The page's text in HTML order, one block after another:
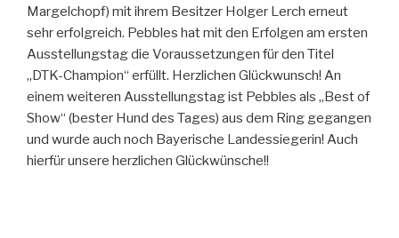
Margelchopf) mit ihrem Besitzer Holger Lerch erneut
sehr erfolgreich. Pebbles hat mit den Erfolgen am ersten
Ausstellungstag die Voraussetzungen für den Titel
„DTK-Champion“ erfüllt. Herzlichen Glückwunsch! An
einem weiteren Ausstellungstag ist Pebbles als „Best of
Show“ (bester Hund des Tages) aus dem Ring gegangen
und wurde auch noch Bayerische Landessiegerin! Auch
hierfür unsere herzlichen Glückwünsche!!